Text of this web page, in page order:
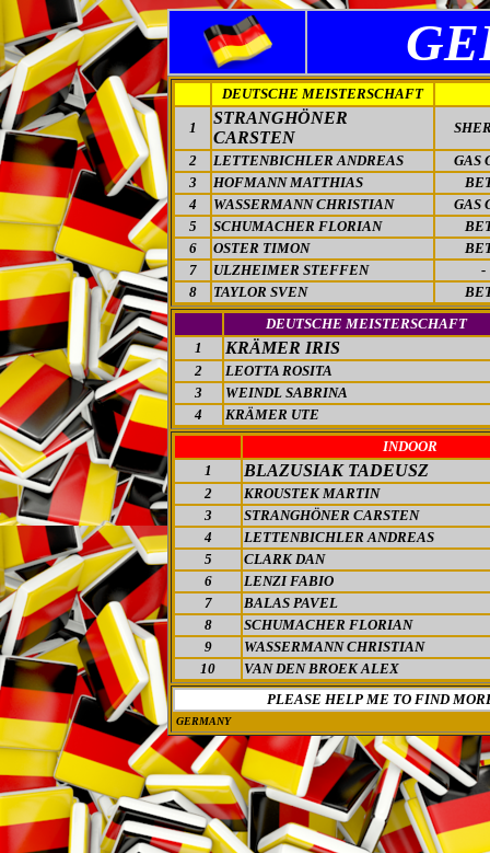
DEUTSCHE MEISTERSCHAFT
1
STRANGHÖNER
CARSTEN
2
LETTENBICHLER ANDREAS
GAS
3
HOFMANN MATTHIAS
4
WASSERMANN CHRISTIAN
GAS
5
SCHUMACHER FLORIAN
6
OSTER TIMON
7
ULZHEIMER STEFFEN
-
8
TAYLOR SVEN
DEUTSCHE MEISTERSCHAFT
1
KRÄMER IRIS
2
LEOTTA ROSITA
3
WEINDL SABRINA
4
KRÄMER UTE
INDOOR
1
BLAZUSIAK TADEUSZ
2
KROUSTEK MARTIN
3
STRANGHÖNER CARSTEN
4
LETTENBICHLER ANDREAS
5
CLARK DAN
6
LENZI FABIO
7
BALAS PAVEL
8
SCHUMACHER FLORIAN
9
WASSERMANN CHRISTIAN
10
VAN DEN BROEK ALEX
PLEASE HELP ME TO FIND
GERMANY